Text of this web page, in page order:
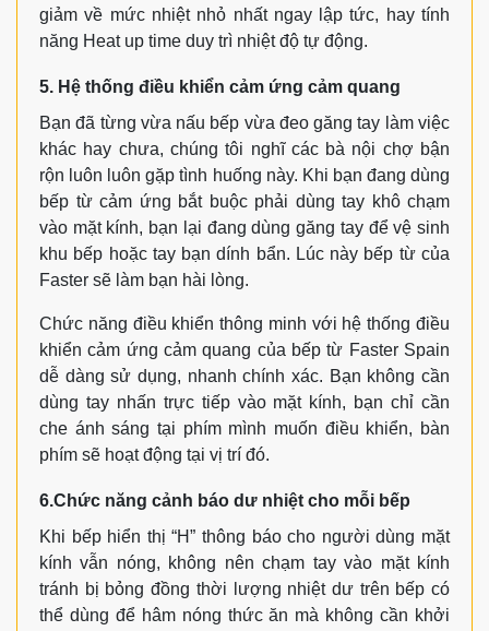
giảm về mức nhiệt nhỏ nhất ngay lập tức, hay tính
năng Heat up time duy trì nhiệt độ tự động.
5. Hệ thống điều khiển cảm ứng cảm quang
Bạn đã từng vừa nấu bếp vừa đeo găng tay làm việc
khác hay chưa, chúng tôi nghĩ các bà nội chợ bận
rộn luôn luôn gặp tình huống này. Khi bạn đang dùng
bếp từ cảm ứng bắt buộc phải dùng tay khô chạm
vào mặt kính, bạn lại đang dùng găng tay để vệ sinh
khu bếp hoặc tay bạn dính bẩn. Lúc này bếp từ của
Faster sẽ làm bạn hài lòng.
Chức năng điều khiển thông minh với hệ thống điều
khiển cảm ứng cảm quang của bếp từ Faster Spain
dễ dàng sử dụng, nhanh chính xác. Bạn không cần
dùng tay nhấn trực tiếp vào mặt kính, bạn chỉ cần
che ánh sáng tại phím mình muốn điều khiển, bàn
phím sẽ hoạt động tại vị trí đó.
6.Chức năng cảnh báo dư nhiệt cho mỗi bếp
Khi bếp hiển thị “H” thông báo cho người dùng mặt
kính vẫn nóng, không nên chạm tay vào mặt kính
tránh bị bỏng đồng thời lượng nhiệt dư trên bếp có
thể dùng để hâm nóng thức ăn mà không cần khởi